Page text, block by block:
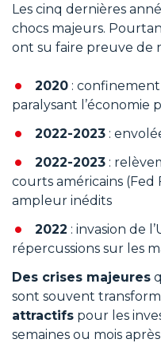
Les cinq dernières
chocs majeurs.
ont su faire preuve de
2020 :
paralysant l’économie
2022-2023 :
2022-2023 :
courts américains
ampleur inédits
2022 : invasion de
répercussions sur les
Des crises majeures
sont souvent
attractifs pour les
semaines ou mois